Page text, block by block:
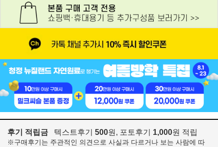
후기 적립금 텍스트후기 500원, 포토후기 1,000원 적립
※구매후기는 주관적인 의견으로 사실과 다르거나 보는 사람에 따